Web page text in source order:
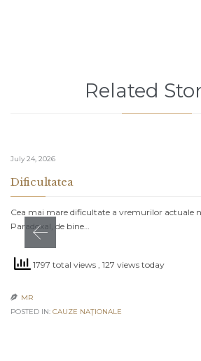
Related
July 24, 2026
Dificultatea
Cea mai mare dificultate a vremurilor actuale
Paradoxal, de bine…
1797 total views , 127 views today
 MR
POSTED IN: CAUZE NAŢIONALE